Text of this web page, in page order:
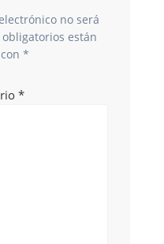
no será
obligatorios están
*
*